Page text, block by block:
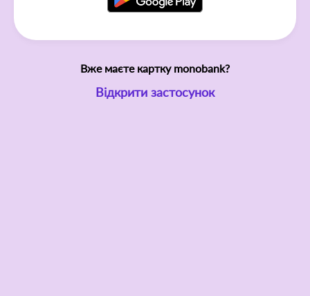
Вже маєте картку monobank?
Відкрити застосунок